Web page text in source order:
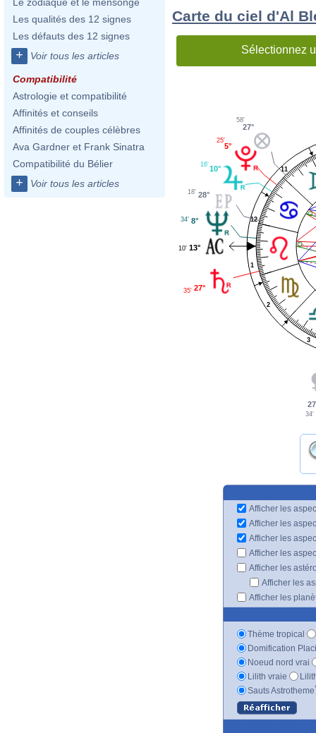
Les qualités des 12 signes
Les défauts des 12 signes
+ Voir tous les articles
Compatibilité
Astrologie et compatibilité
Affinités et conseils
Affinités de couples célèbres
Ava Gardner et Frank Sinatra
Compatibilité du Bélier
+ Voir tous les articles
Carte du ciel d'Al
Sélectionnez
1
2
3
11
12
27°
58'
5°
25'
10°
16'
28°
18'
8°
34'
13°
10'
27°
35'
34'
Afficher les
Afficher les
Afficher les
Afficher les
Afficher les
Afficher les
Afficher les
Thème tropical
Domification
Noeud nord vrai
Lilith vraie
Sauts Astrotheme